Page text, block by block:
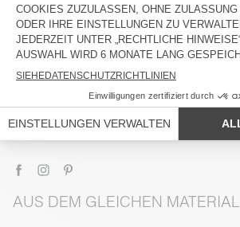
BESCHREIBUNG
GRÖSSE UND PASSFORM
MATERIAL
PFLEGE
RÜCKVERFOLGBARKEIT
AUS DEM GLEICHEN MATERIAL